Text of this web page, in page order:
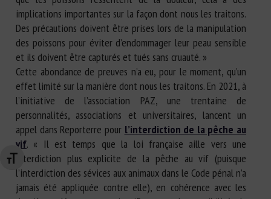
Changer la taille de la police
implications importantes sur la façon dont nous les traitons.
Des précautions doivent être prises lors de la manipulation
des poissons pour éviter d’endommager leur peau sensible
et ils doivent être capturés et tués sans cruauté. »
Cette abondance de preuves n’a eu, pour le moment, qu’un
effet limité sur la manière dont nous les traitons. En 2021, à
l’initiative de l’association PAZ, une trentaine de
personnalités, associations et universitaires, lancent un
appel dans Reporterre pour l’interdiction de la pêche au
vif. « Il est temps que la loi française aille vers une
interdiction plus explicite de la pêche au vif (puisque
l’interdiction des sévices aux animaux dans le Code pénal n’a
jamais été appliquée contre elle), en cohérence avec les